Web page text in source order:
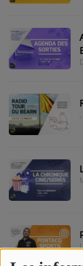
ARCHIVES -
VOS ÉMISSIONS
ANNONCEURS &
VOTRE PUBLICITÉ
LOCATION DE
ÉDUCATION AUX
ÉCOUTEZ LES